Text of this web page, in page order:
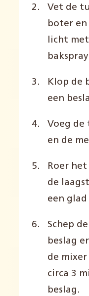
Vet de
boter
licht
Klop de
een
Voeg de
en de
Roer
de
een glad
Schep
beslag
de
circa 3
beslag.